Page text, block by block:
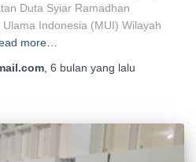
Duta Syiar Ramadhan
Indonesia (MUI) Wilayah
more…
6 bulan yang lalu